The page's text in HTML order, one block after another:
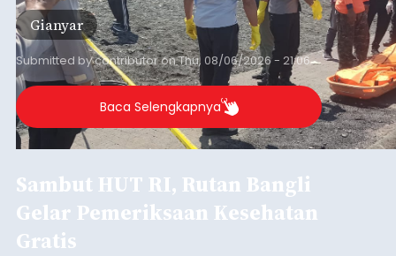
Gianyar
Submitted bycontributoronThu, 08/06/2026 - 21:06
Baca Selengkapnya
Sambut HUT RI, Rutan Bangli
Gelar Pemeriksaan Kesehatan
Gratis